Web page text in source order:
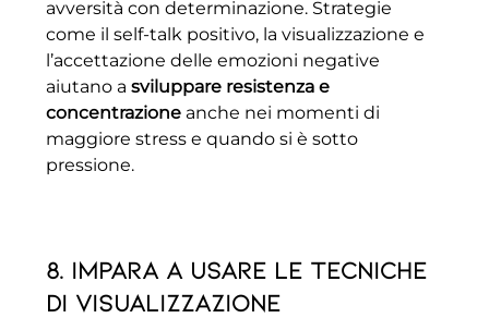
avversità con determinazione. Strategie
come il self-talk positivo, la visualizzazione e
l’accettazione delle emozioni negative
aiutano a sviluppare resistenza e
concentrazione anche nei momenti di
maggiore stress e quando si è sotto
pressione.
8. Impara a usare le tecniche
di visualizzazione